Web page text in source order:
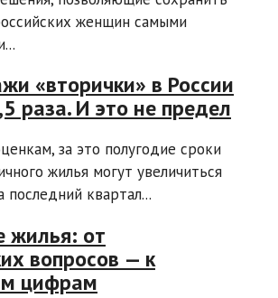
женщин самыми
«вторички» в России
раза. И это не предел
за это полугодие сроки
жилья могут увеличиться
последний квартал...
жилья: от
вопросов — к
цифрам